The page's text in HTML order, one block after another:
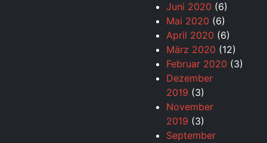
Juni 2020 (6)
Mai 2020 (6)
April 2020 (6)
März 2020 (12)
Februar 2020 (3)
Dezember
2019 (3)
November
2019 (3)
September